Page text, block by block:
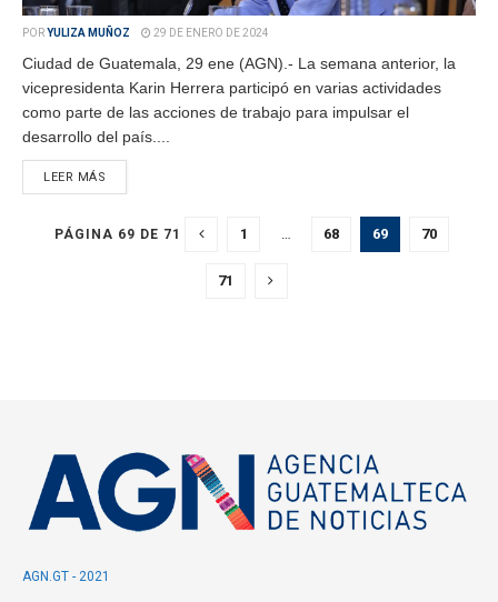
PORYULIZA MUÑOZ 29 DE ENERO DE 2024
Ciudad de Guatemala, 29 ene (AGN).- La semana anterior, la
vicepresidenta Karin Herrera participó en varias actividades
como parte de las acciones de trabajo para impulsar el
desarrollo del país....
LEER MÁS
PÁGINA 69 DE 71 1 … 68 69 70
71
AGN.GT - 2021